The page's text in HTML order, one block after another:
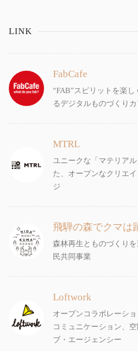
LINK
FabCafe
“FAB”スピリットを楽
るデジタルものづくりカ
MTRL
ユニークな「マテリア
た、オープンなクリエ
ジ
飛騨の森でクマは
森林再生とものづくり
民共同事業
Loftwork
オープンコラボレーショ
コミュニケーション、
ブ・エージェンシー